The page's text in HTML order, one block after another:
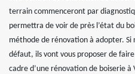
terrain commenceront par
permettra de voir de près l’état du
méthode de rénovation à adopter.
défaut, ils vont vous proposer de
cadre d’une rénovation de boiserie